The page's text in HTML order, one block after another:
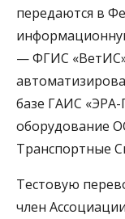
передаются в
— ФГИС
базе ГАИС
оборудование
Транспортные
Тестовую
член